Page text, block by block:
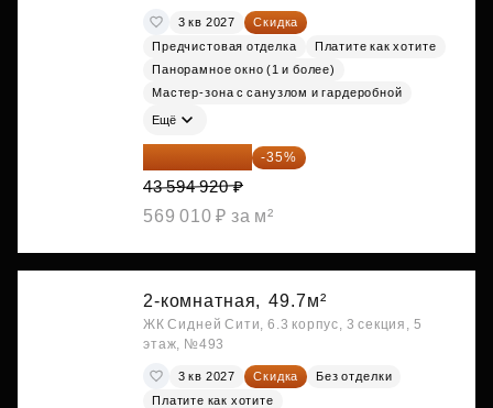
3 кв 2027
Скидка
Предчистовая отделка
Платите как хотите
Панорамное окно (1 и более)
Мастер-зона с санузлом и гардеробной
Ещё
28 336 698 ₽ -35%
43 594 920 ₽
569 010 ₽ за м²
2-комнатная, 49.7м²
ЖК Сидней Сити, 6.3 корпус, 3 секция, 5
этаж, №493
3 кв 2027 Скидка
Без отделки
Платите как хотите